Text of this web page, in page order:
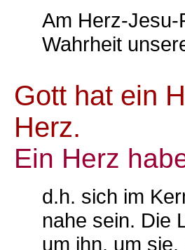
Am Herz-Jesu-
Wahrheit
Gott hat ein
Herz.
Ein Herz
d.h. sich im
nahe sein. Die
um ihn, um